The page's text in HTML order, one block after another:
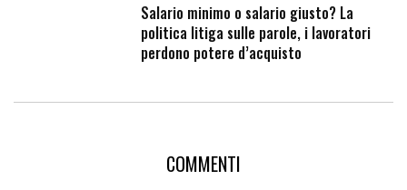
Salario minimo o salario giusto? La
politica litiga sulle parole, i lavoratori
perdono potere d’acquisto
COMMENTI